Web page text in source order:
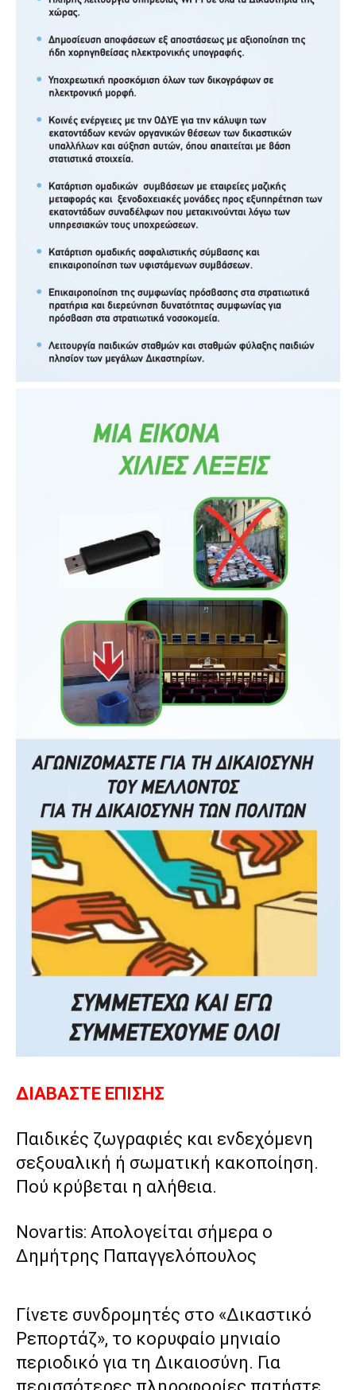
ΔΙΑΒΑΣΤΕ ΕΠΙΣΗΣ
Παιδικές ζωγραφιές και ενδεχόμενη
σεξουαλική ή σωματική κακοποίηση.
Πού κρύβεται η αλήθεια.
Novartis: Απολογείται σήμερα ο
Δημήτρης Παπαγγελόπουλος
Γίνετε συνδρομητές στο «Δικαστικό
Ρεπορτάζ», το κορυφαίο μηνιαίο
περιοδικό για τη Δικαιοσύνη. Για